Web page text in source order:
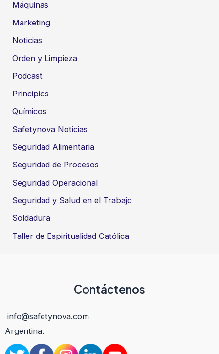
Máquinas
Marketing
Noticias
Orden y Limpieza
Podcast
Principios
Químicos
Safetynova Noticias
Seguridad Alimentaria
Seguridad de Procesos
Seguridad Operacional
Seguridad y Salud en el Trabajo
Soldadura
Taller de Espiritualidad Católica
Contáctenos
info@safetynova.com
Argentina.